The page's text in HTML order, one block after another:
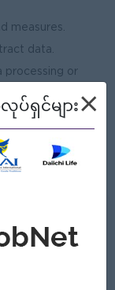
measures.
data.
processing or
visualization
teams,
ရှင်များ×